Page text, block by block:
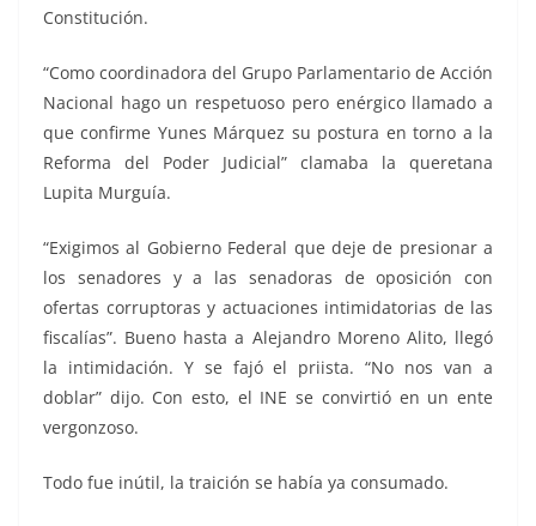
Constitución.
“Como coordinadora del Grupo Parlamentario de Acción
Nacional hago un respetuoso pero enérgico llamado a
que confirme Yunes Márquez su postura en torno a la
Reforma del Poder Judicial” clamaba la queretana
Lupita Murguía.
“Exigimos al Gobierno Federal que deje de presionar a
los senadores y a las senadoras de oposición con
ofertas corruptoras y actuaciones intimidatorias de las
fiscalías”. Bueno hasta a Alejandro Moreno Alito, llegó
la intimidación. Y se fajó el priista. “No nos van a
doblar” dijo. Con esto, el INE se convirtió en un ente
vergonzoso.
Todo fue inútil, la traición se había ya consumado.